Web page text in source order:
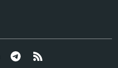
Telegram